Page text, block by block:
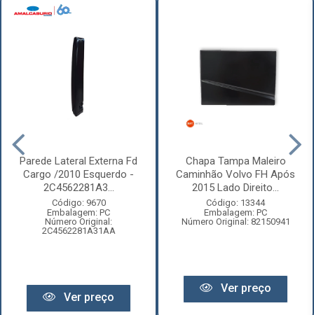
Parede Lateral Externa Fd
Cargo /2010 Esquerdo -
2C4562281A3...
Código: 9670
Embalagem: PC
Número Original:
2C4562281A31AA
Ver preço
Chapa Tampa Maleiro
Caminhão Volvo FH Após
2015 Lado Direito...
Código: 13344
Embalagem: PC
Número Original: 82150941
Ver preço